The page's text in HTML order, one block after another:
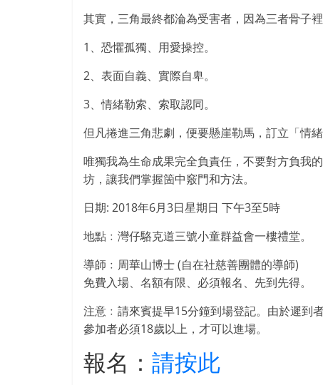
其實，三角最終都淪為受害者，因為三者骨子裡
1、恐懼孤獨、用愛操控。
2、表面自義、實際自卑。
3、情緒勒索、索取認同。
但凡捲進三角悲劇，便要懸崖勒馬，訂立「情
唯獨我為生命成果完全負責任，不要對方負我
坊，讓我們掌握箇中竅門和方法。
日期: 2018年6月3日星期日 下午3至5時
地點﹕灣仔駱克道三號小童群益會一樓禮堂。
導師﹕周華山博士 (自在社慈善團體的導師)
免費入場、名額有限、必須報名、先到先得。
注意﹕請來賓提早15分鐘到場登記。由於遲到
參加者必須18歲以上，才可以進場。
報名： 請按此